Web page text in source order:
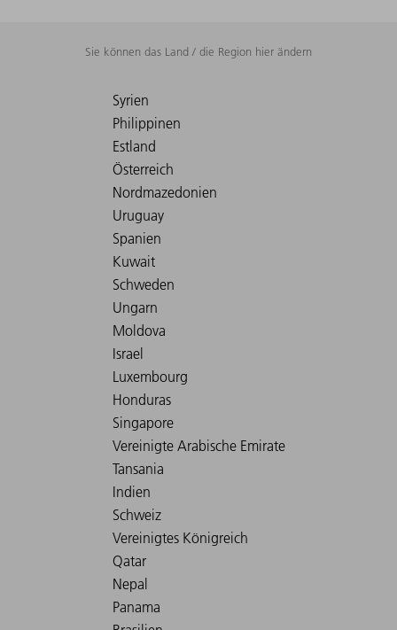
Sie können das Land / die Region hier ändern